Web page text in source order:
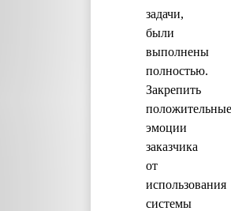
задачи,
были
выполнены
полностью.
Закрепить
положительные
эмоции
заказчика
от
использования
системы